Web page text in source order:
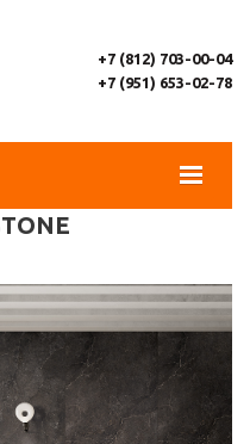
+7 (812) 703-00-04
+7 (951) 653-02-78